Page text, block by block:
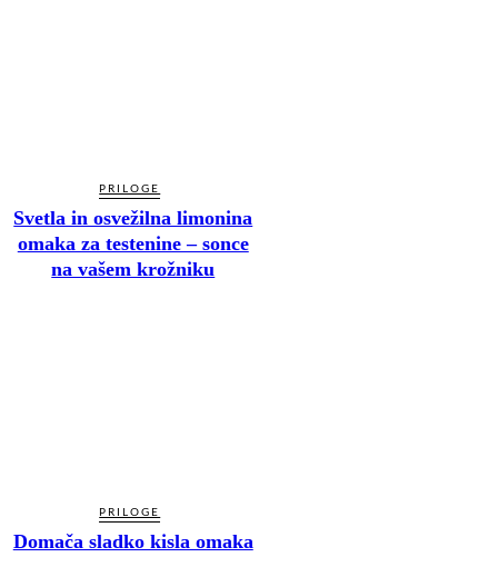
PRILOGE
Svetla in osvežilna limonina
omaka za testenine – sonce
na vašem krožniku
PRILOGE
Domača sladko kisla omaka